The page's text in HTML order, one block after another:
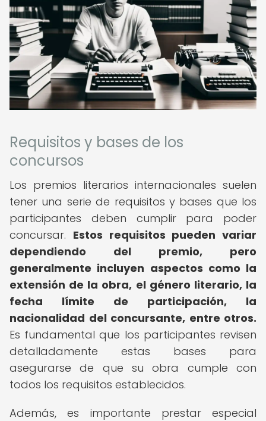
Requisitos y bases de los
concursos
Los premios literarios internacionales suelen
tener una serie de requisitos y bases que los
participantes deben cumplir para poder
concursar. Estos requisitos pueden variar
dependiendo del premio, pero
generalmente incluyen aspectos como la
extensión de la obra, el género literario, la
fecha límite de participación, la
nacionalidad del concursante, entre otros.
Es fundamental que los participantes revisen
detalladamente estas bases para
asegurarse de que su obra cumple con
todos los requisitos establecidos.
Además, es importante prestar especial